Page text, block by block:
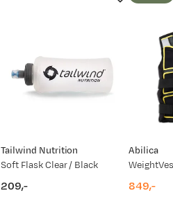
Tailwind Nutrition
Soft Flask Clear / Black
209,-
Abilica
849,-